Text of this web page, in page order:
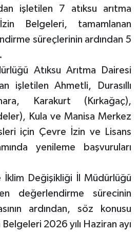
işletilen 7 atıksu arıtma
Belgeleri, tamamlanan
süreçlerinin ardından 5
Atıksu Arıtma Dairesi
işletilen Ahmetli, Durasıllı
Karakurt (Kırkağaç),
Kula ve Manisa Merkez
için Çevre İzin ve Lisans
yenileme başvuruları
İklim Değişikliği İl Müdürlüğü
değerlendirme sürecinin
ardından, söz konusu
2026 yılı Haziran ayı